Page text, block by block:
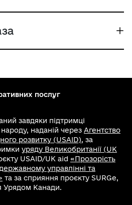
послуг
завдяки підтримці
наданій через Агентство
розвитку (USAID), за
уряду Великобританії (UK
USAID/UK aid «Прозорість
державному управлінні та
та за сприяння проєкту SURGe,
Урядом Канади.